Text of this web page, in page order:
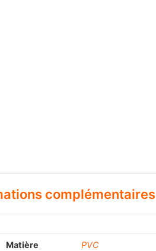
complémentaires
Matière PVC